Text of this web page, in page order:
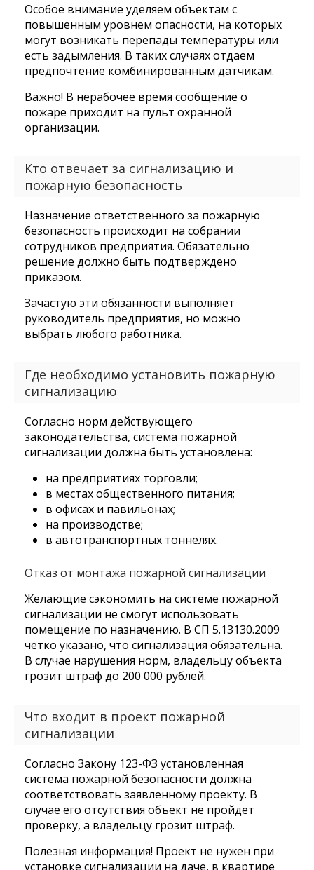
Особое внимание уделяем объектам с
повышенным уровнем опасности, на которых
могут возникать перепады температуры или
есть задымления. В таких случаях отдаем
предпочтение комбинированным датчикам.
Важно! В нерабочее время сообщение о
пожаре приходит на пульт охранной
организации.
Кто отвечает за сигнализацию и
пожарную безопасность
Назначение ответственного за пожарную
безопасность происходит на собрании
сотрудников предприятия. Обязательно
решение должно быть подтверждено
приказом.
Зачастую эти обязанности выполняет
руководитель предприятия, но можно
выбрать любого работника.
Где необходимо установить пожарную
сигнализацию
Согласно норм действующего
законодательства, система пожарной
сигнализации должна быть установлена:
на предприятиях торговли;
в местах общественного питания;
в офисах и павильонах;
на производстве;
в автотранспортных тоннелях.
Отказ от монтажа пожарной сигнализации
Желающие сэкономить на системе пожарной
сигнализации не смогут использовать
помещение по назначению. В СП 5.13130.2009
четко указано, что сигнализация обязательна.
В случае нарушения норм, владельцу объекта
грозит штраф до 200 000 рублей.
Что входит в проект пожарной
сигнализации
Согласно Закону 123-ФЗ установленная
система пожарной безопасности должна
соответствовать заявленному проекту. В
случае его отсутствия объект не пройдет
проверку, а владельцу грозит штраф.
Полезная информация! Проект не нужен при
установке сигнализации на даче, в квартире